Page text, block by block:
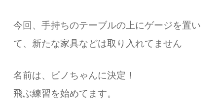
今回、手持ちのテーブルの上にゲージを置い
て、新たな家具などは取り入れてません
名前は、ピノちゃんに決定！
飛ぶ練習を始めてます。